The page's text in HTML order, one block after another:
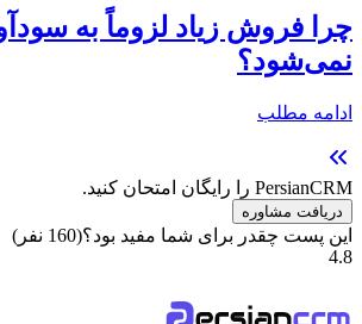
چرا فروش زیاد لزوماً به
نمی‌شود؟
ادامه مطلب
PersianCRM را رایگان امتحان کنید.
دریافت مشاوره
این پست چقدر برای شما مفید بود؟(
160 نفر)
4.8